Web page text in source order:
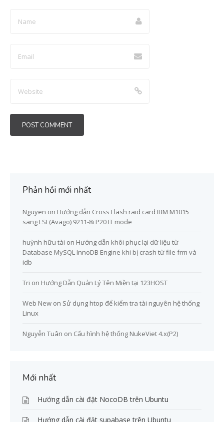
Phản hồi mới nhất
Nguyen on Hướng dẫn Cross Flash raid card IBM M1015
sang LSI (Avago) 9211-8i P20 IT mode
huỳnh hữu tài on Hướng dẫn khôi phục lại dữ liệu từ
Database MySQL InnoDB Engine khi bị crash từ file frm và
idb
Tri on Hướng Dẫn Quản Lý Tên Miền tại 123HOST
Web New on Sử dụng htop để kiểm tra tài nguyên hệ thống
Linux
Nguyễn Tuân on Cấu hình hệ thống NukeViet 4.x(P2)
Mới nhất
Hướng dẫn cài đặt NocoDB trên Ubuntu
Hướng dẫn cài đặt supabase trên Ubuntu